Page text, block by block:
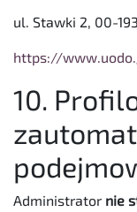
ul. Stawki 2, 00-
https://
10.
Administrator nie